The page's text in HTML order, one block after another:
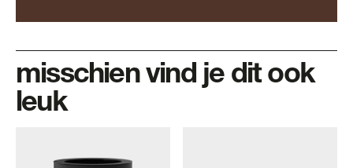
misschien vind je dit ook
leuk